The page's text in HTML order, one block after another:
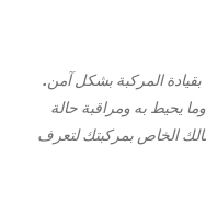
بقيادة المركبة بشكل آمن.
يحيط به ومراقبة حالة
الخاص بمركبتك لتعرف